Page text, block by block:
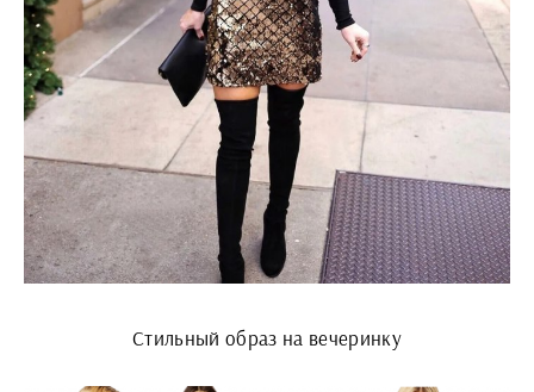
Стильный образ на вечеринку